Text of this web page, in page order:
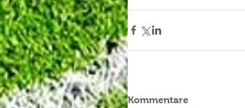
Kommentare